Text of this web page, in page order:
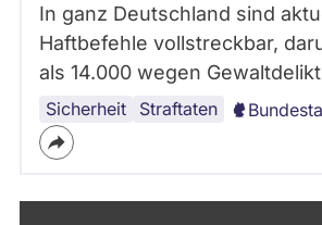
In ganz Deutschland sind
Haftbefehle vollstreckbar,
als 14.000 wegen
Sicherheit Straftaten